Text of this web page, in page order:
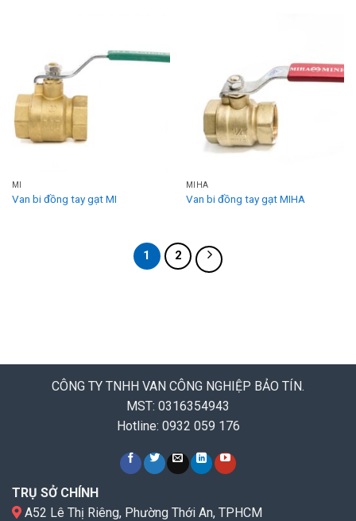
MI
Van bi đồng tay gạt MI
MIHA
Van bi đồng tay gạt MIHA
1 2
CÔNG TY TNHH VAN CÔNG NGHIỆP BẢO TÍN.
MST: 0316354943
Hotline: 0932 059 176
TRỤ SỞ CHÍNH
A52 Lê Thị Riêng, Phường Thới An, TPHCM